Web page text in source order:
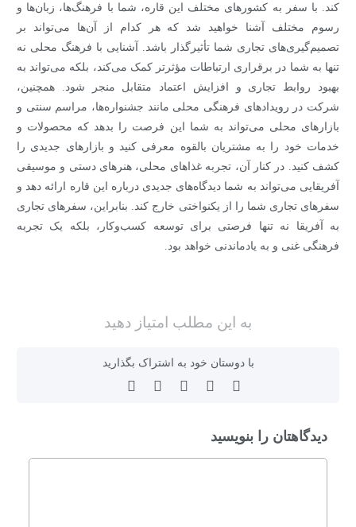
کند. با سفر به کشورهای مختلف این قاره، شما با فرهنگ‌ها، زبان‌ها و
رسوم مختلف آشنا خواهید شد که هر کدام از آن‌ها می‌تواند بر
تصمیم‌گیری‌های تجاری شما تأثیرگذار باشد. آشنایی با فرهنگ محلی نه
تنها به شما در برقراری ارتباطات مؤثرتر کمک می‌کند، بلکه می‌تواند به
بهبود روابط تجاری و افزایش اعتماد متقابل منجر شود. همچنین،
شرکت در رویدادهای فرهنگی محلی مانند جشنواره‌ها، مراسم سنتی و
بازارهای محلی می‌تواند به شما این فرصت را بدهد که محصولات و
خدمات خود را به مشتریان بالقوه معرفی کنید و بازارهای جدیدی را
کشف کنید. در کنار آن، تجربه غذاهای محلی، هنرهای دستی و موسیقی
آفریقایی می‌تواند به شما دیدگاه‌های جدیدی درباره این قاره ارائه دهد و
سفرهای تجاری شما را از یکنواختی خارج کند. بنابراین، سفرهای تجاری
به آفریقا نه تنها فرصتی برای توسعه کسب‌وکار، بلکه یک تجربه
فرهنگی غنی و به یادماندنی خواهد بود.
به این مطلب امتیاز دهید
با دوستان خود به اشتراک بگذارید
دیدگاهتان را بنویسید